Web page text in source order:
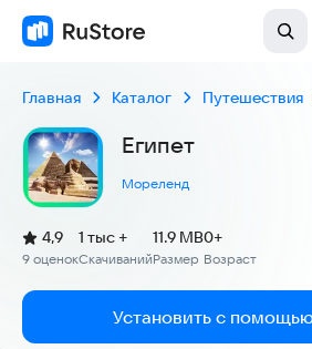
Главная Каталог Путешествия
Египет
Мореленд
Рейтинг:
4,9
(
9 оценок
)
Скачиваний
1 тыс +
Размер
11.9 MB
Возраст
0+
Установить с